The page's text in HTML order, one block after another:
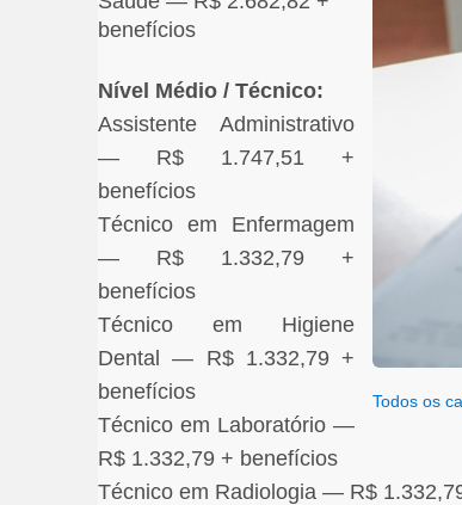
Todos os
benefícios
Nível Médio / Técnico:
Assistente Administrativo
— R$ 1.747,51 +
benefícios
Técnico em Enfermagem
— R$ 1.332,79 +
benefícios
Técnico em Higiene
Dental — R$ 1.332,79 +
benefícios
Técnico em Laboratório —
R$ 1.332,79 + benefícios
Técnico em Radiologia — R$